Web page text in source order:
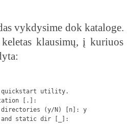
vykdysime dok
klausimų, į
quickstart utility.
[.]:
directories (y/N) [n]: y
and static dir [_]: